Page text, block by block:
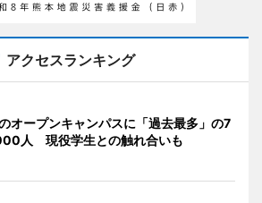
アクセスランキング
オープンキャンパスに「過去最多」の7
人 現役学生との触れ合いも